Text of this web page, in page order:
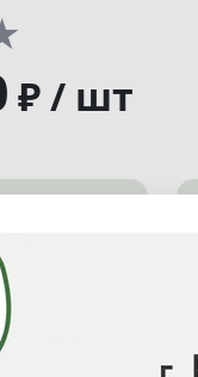
₽ / шт
в
в садовом